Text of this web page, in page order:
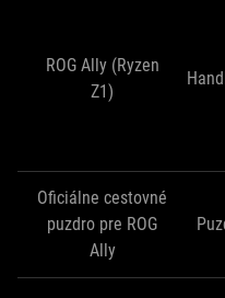
ROG Ally (Ryzen
Z1)
Oficiálne cestovné
puzdro pre ROG
Ally